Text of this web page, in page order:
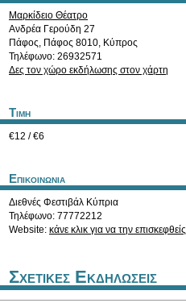
Μαρκίδειο Θέατρο
Ανδρέα Γερούδη 27
Πάφος, Πάφος 8010, Κύπρος
Τηλέφωνο: 26932571
Δες τον χώρο εκδήλωσης στον χάρτη
Τιμη
€12 / €6
Επικοινωνια
Διεθνές Φεστιβάλ Κύπρια
Τηλέφωνο: 77772212
Website: κάνε κλικ για να την επισκεφθείς
Σχετικες Εκδηλωσεις